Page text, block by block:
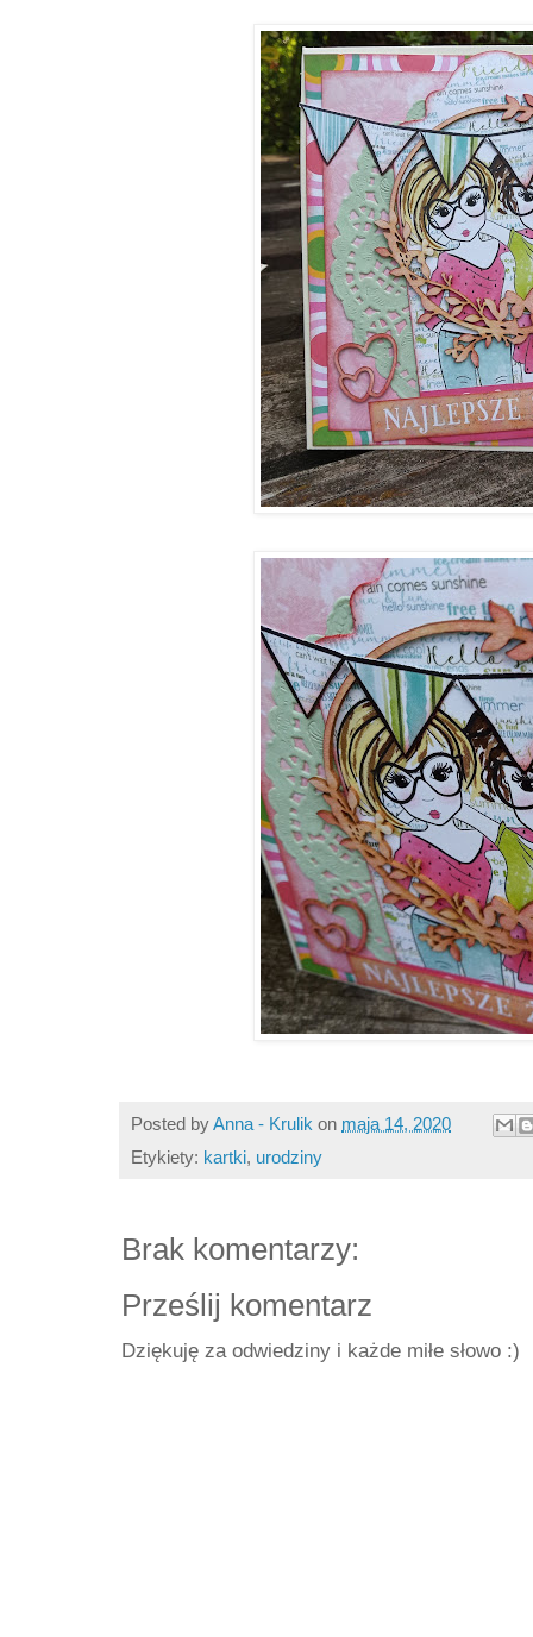
Posted byAnna - Krulik on maja 14, 2020
Etykiety: kartki, urodziny
Brak komentarzy:
Prześlij komentarz
Dziękuję za odwiedziny i każde miłe słowo :)